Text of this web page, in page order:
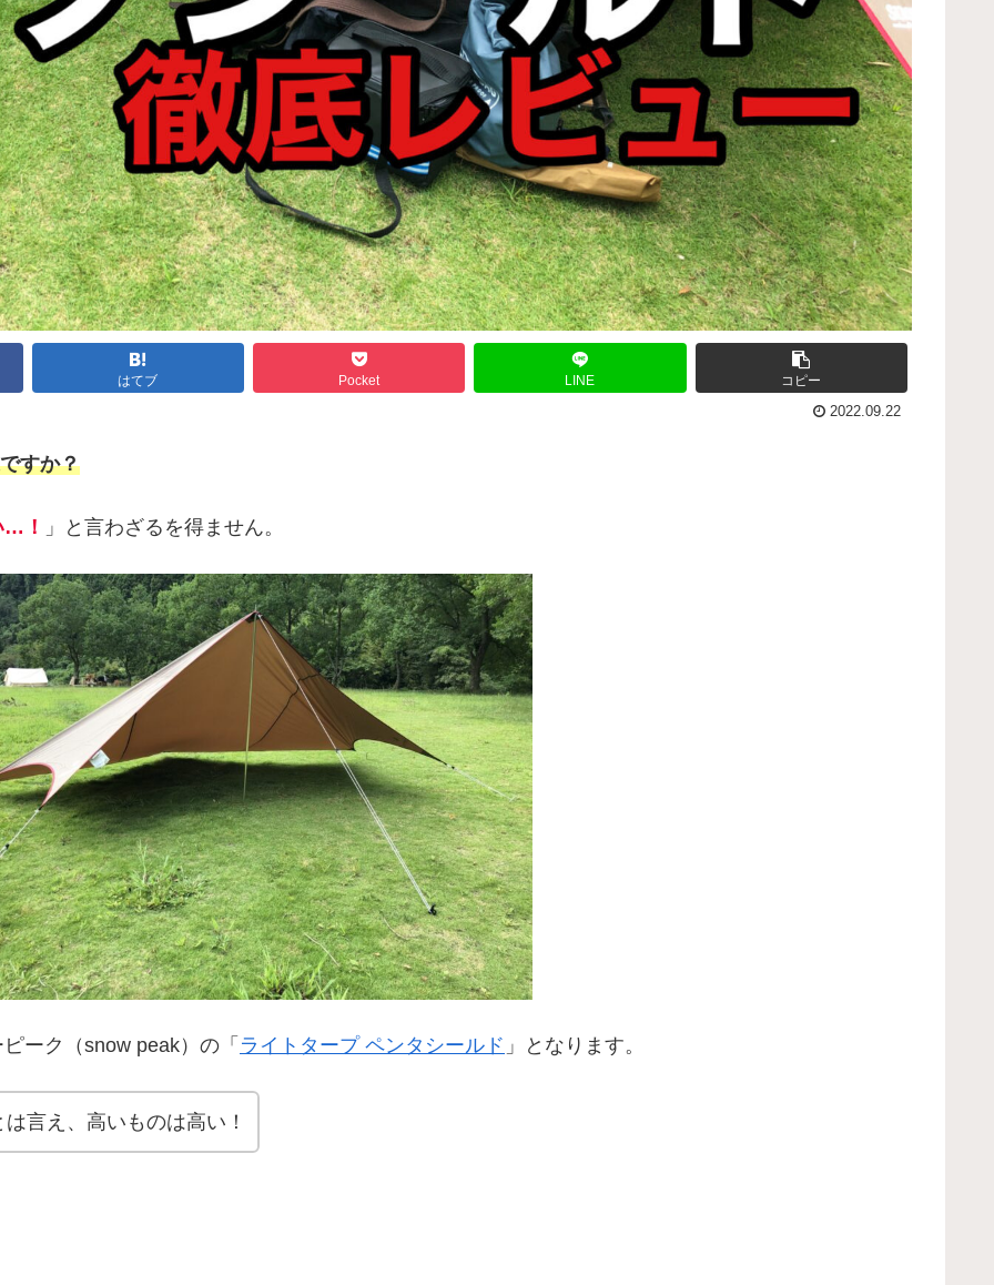
はてブ Pocket LINE コピー
2022.09.22
すか？
…！ 」と言わざるを得ません。
ーク（snow peak）の「 ライトタープ ペンタシールド 」となります。
言え、高いものは高い！